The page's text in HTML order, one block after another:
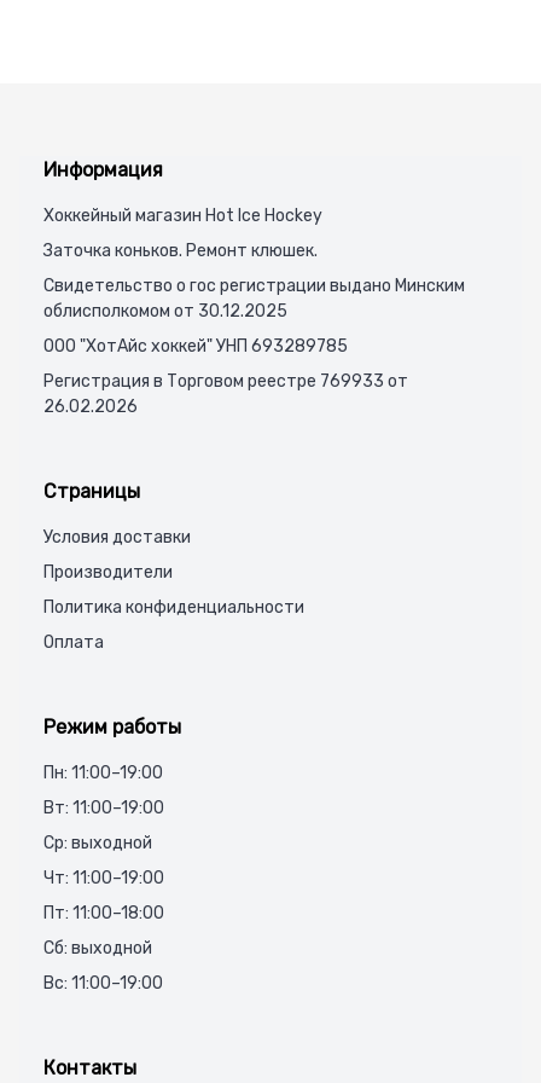
Информация
Хоккейный магазин Hot Ice Hockey
Заточка коньков. Ремонт клюшек.
Свидетельство о гос регистрации выдано Минским
облисполкомом от 30.12.2025
ООО "ХотАйс хоккей" УНП 693289785
Регистрация в Торговом реестре 769933 от
26.02.2026
Страницы
Условия доставки
Производители
Политика конфиденциальности
Оплата
Режим работы
Пн: 11:00–19:00
Вт: 11:00–19:00
Ср: выходной
Чт: 11:00–19:00
Пт: 11:00–18:00
Сб: выходной
Вс: 11:00–19:00
Контакты